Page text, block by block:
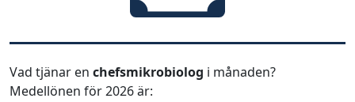
Vad tjänar en chefsmikrobiolog i månaden?
Medellönen för 2026 är: